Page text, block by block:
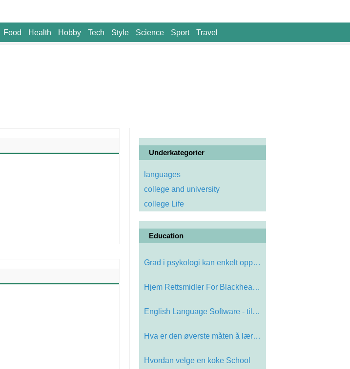
Food Health Hobby Tech Style Science Sport Travel
Underkategorier
languages
college and university
college Life
Education
Grad i psykologi kan enkelt oppnås…
Hjem Rettsmidler For Blackheads - H…
English Language Software - tiltale…
Hva er den øverste måten å lære…
Hvordan velge en koke School